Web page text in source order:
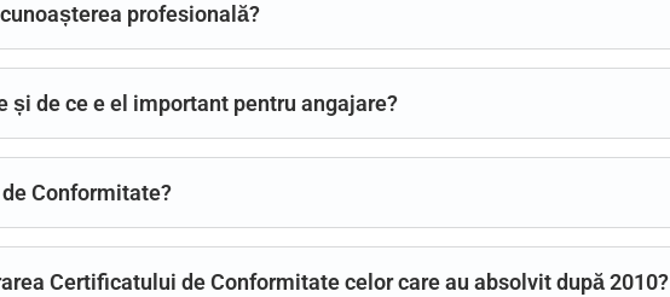
profesională?
de ce e el important pentru angajare?
Conformitate?
Certificatului de Conformitate celor care au absolvit după 2010?